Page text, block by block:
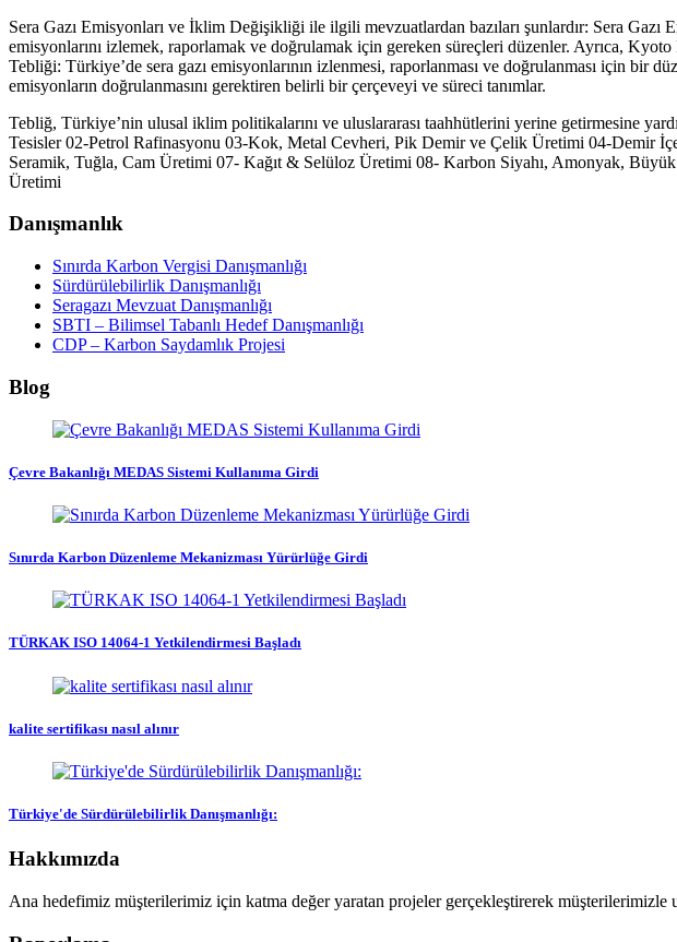
Sera Gazı Emisyonları ve İklim Değişikliği ile ilgili mevzuatlardan bazıları şunlardır: Sera
emisyonlarını izlemek, raporlamak ve doğrulamak için gereken süreçleri düzenler. Ayrıca,
Tebliği: Türkiye’de sera gazı emisyonlarının izlenmesi, raporlanması ve doğrulanması için bir
emisyonların doğrulanmasını gerektiren belirli bir çerçeveyi ve süreci tanımlar.
Tebliğ, Türkiye’nin ulusal iklim politikalarını ve uluslararası taahhütlerini yerine getirmesine
Tesisler 02-Petrol Rafinasyonu 03-Kok, Metal Cevheri, Pik Demir ve Çelik Üretimi 04-Demir
Seramik, Tuğla, Cam Üretimi 07- Kağıt & Selüloz Üretimi 08- Karbon Siyahı, Amonyak,
Üretimi
Danışmanlık
Sınırda Karbon Vergisi Danışmanlığı
Sürdürülebilirlik Danışmanlığı
Seragazı Mevzuat Danışmanlığı
SBTI – Bilimsel Tabanlı Hedef Danışmanlığı
CDP – Karbon Saydamlık Projesi
Blog
Çevre Bakanlığı MEDAS Sistemi Kullanıma Girdi
Sınırda Karbon Düzenleme Mekanizması Yürürlüğe Girdi
TÜRKAK ISO 14064-1 Yetkilendirmesi Başladı
kalite sertifikası nasıl alınır
Türkiye'de Sürdürülebilirlik Danışmanlığı:
Hakkımızda
Ana hedefimiz müşterilerimiz için katma değer yaratan projeler gerçekleştirerek